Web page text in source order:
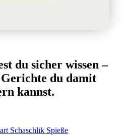
du sicher wissen –
du damit
kannst.
Schaschlik Spieße